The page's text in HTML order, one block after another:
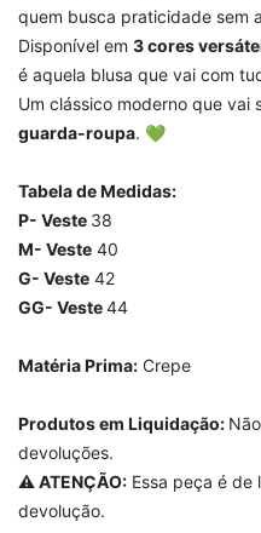
quem busca praticidade sem
Disponível em 3 cores
é aquela blusa que vai com
Um clássico moderno que vai
guarda-roupa. 💚
Tabela de Medidas:
P- Veste 38
M- Veste 40
G- Veste 42
GG- Veste44
Matéria Prima: Crepe
Produtos em Liquidação:
devoluções.
⚠️ ATENÇÃO: Essa peça é de
devolução.